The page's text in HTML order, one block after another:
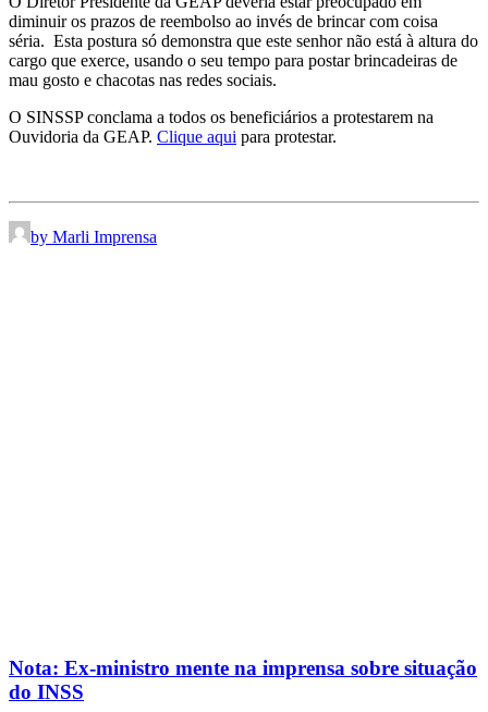
diminuir os prazos de reembolso ao invés de brincar com coisa
séria. Esta postura só demonstra que este senhor não está à altura do
cargo que exerce, usando o seu tempo para postar brincadeiras de
mau gosto e chacotas nas redes sociais.
O SINSSP conclama a todos os beneficiários a protestarem na
Ouvidoria da GEAP. Clique aqui para protestar.
by Marli Imprensa
Nota: Ex-ministro mente na imprensa sobre situação
do INSS